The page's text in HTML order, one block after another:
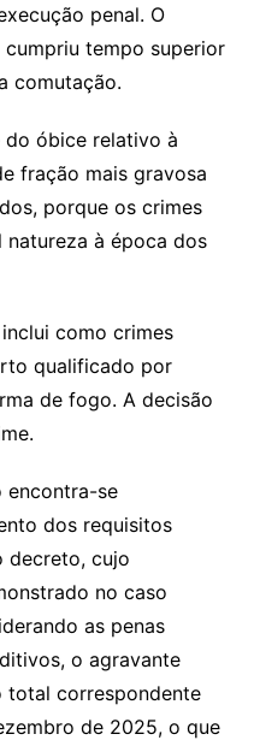
penal. O
tempo superior
comutação.
do óbice relativo à
fração mais gravosa
porque os crimes
à época dos
inclui como crimes
qualificado por
de fogo. A decisão
encontra-se
dos requisitos
decreto, cujo
no caso
as penas
o agravante
correspondente
de 2025, o que